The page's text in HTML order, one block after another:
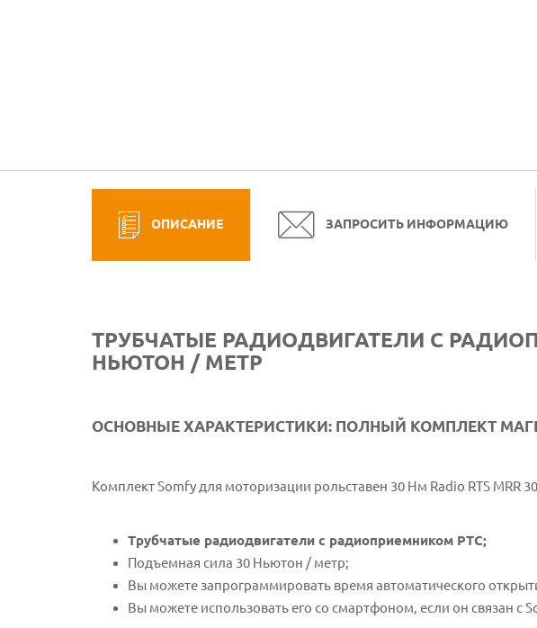
ОПИСАНИЕ ЗАПРОСИТЬ ИНФОРМАЦИЮ
ТРУБЧАТЫЕ РАДИОДВИГАТЕЛИ С
НЬЮТОН / МЕТР
ОСНОВНЫЕ ХАРАКТЕРИСТИКИ: ПОЛНЫЙ КОМПЛЕКТ
Комплект Somfy для моторизации рольставен 30 Нм Radio RTS
Трубчатые радиодвигатели с радиоприемником РТС;
Подъемная сила 30 Ньютон / метр;
Вы можете запрограммировать время автоматического
Вы можете использовать его со смартфоном, если он связан с